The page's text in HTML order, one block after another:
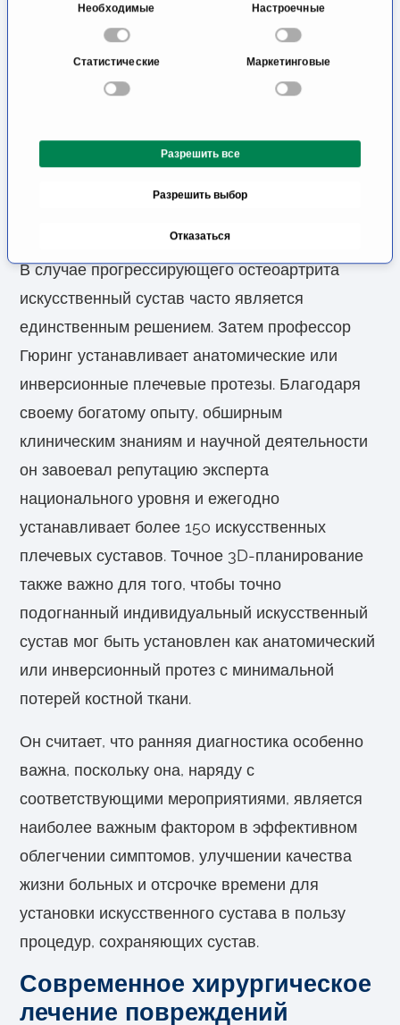
я
Необходимые Настроечные
Статистические Маркетинговые
Разрешить все
Разрешить выбор
Отказаться
(ACP) или гиалуроновую кислоту; в некоторых
случаях регенерация хряща может быть
достигнута даже с помощью терапии
симптомы не улучшаются, профессор Гюринг
рекомендует малоинвазивные процедуры в
рамках артроскопии, которые также можно
В случае прогрессирующего остеоартрита
искусственный сустав часто является
единственным решением. Затем профессор
Гюринг устанавливает анатомические или
инверсионные плечевые протезы. Благодаря
своему богатому опыту, обширным
клиническим знаниям и научной деятельности
он завоевал репутацию эксперта
национального уровня и ежегодно
устанавливает более 150 искусственных
плечевых суставов. Точное 3D-планирование
также важно для того, чтобы точно
подогнанный индивидуальный искусственный
сустав мог быть установлен как анатомический
или инверсионный протез с минимальной
потерей костной ткани.
Он считает, что ранняя диагностика особенно
важна, поскольку она, наряду с
соответствующими мероприятиями, является
наиболее важным фактором в эффективном
облегчении симптомов, улучшении качества
жизни больных и отсрочке времени для
установки искусственного сустава в пользу
процедур, сохраняющих сустав.
Современное хирургическое
лечение повреждений